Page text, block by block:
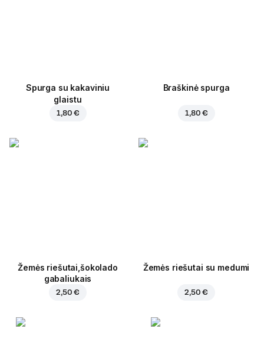
Spurga su kakaviniu
glaistu
1,80 €
Braškinė spurga
1,80 €
Žemės riešutai,šokolado
gabaliukais
2,50 €
Žemės riešutai su medumi
2,50 €